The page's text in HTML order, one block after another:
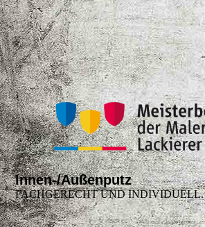
Innen-/Außenputz
FACHGERECHT UND INDIVIDUELL.